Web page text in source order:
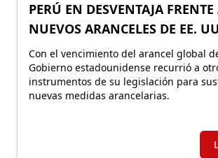
PERÚ EN DESVENTAJA
NUEVOS ARANCELES DE EE.
Con el vencimiento del arancel global
Gobierno estadounidense recurrió a
instrumentos de su legislación para
nuevas medidas arancelarias.